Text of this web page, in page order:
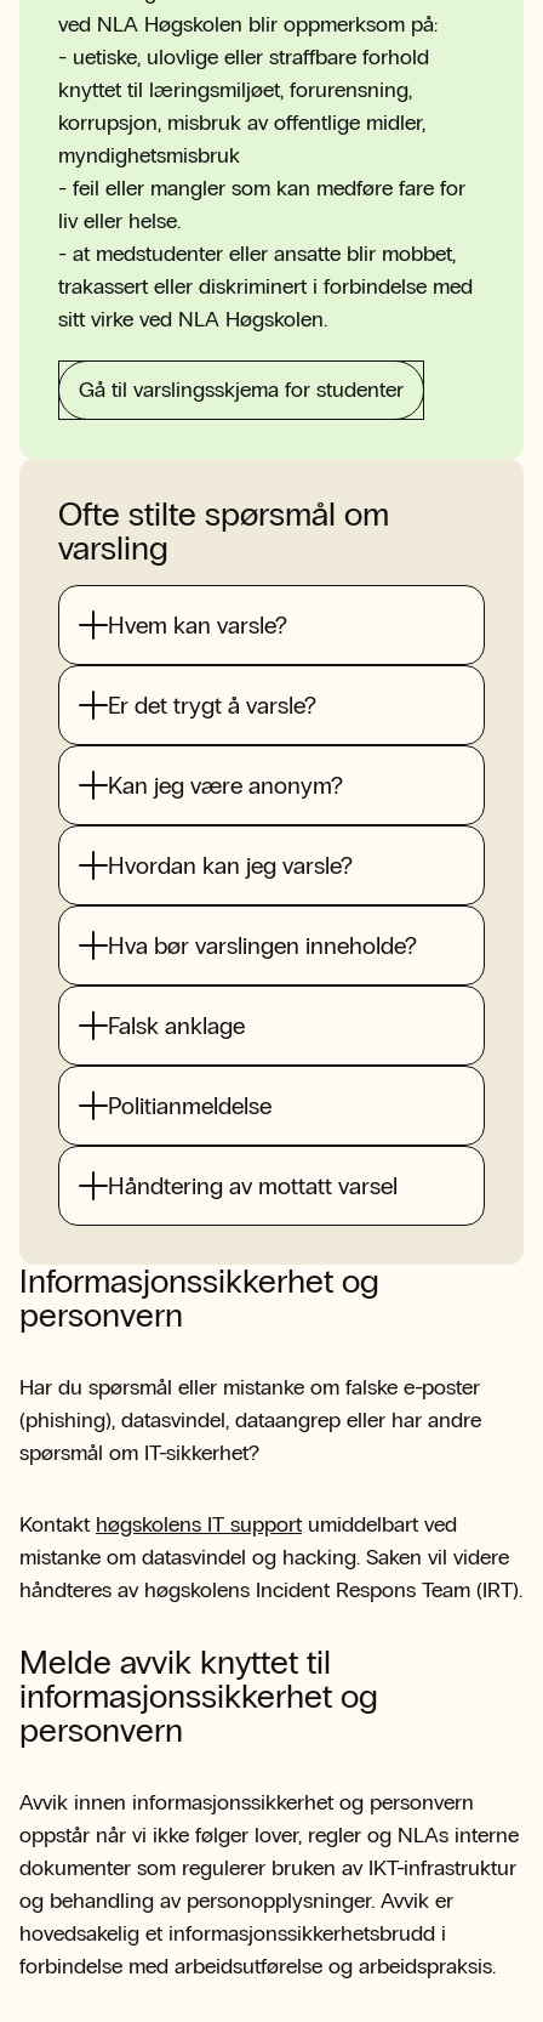
ved NLA Høgskolen blir oppmerksom på:
- uetiske, ulovlige eller straffbare forhold
knyttet til læringsmiljøet, forurensning,
korrupsjon, misbruk av offentlige midler,
myndighetsmisbruk
- feil eller mangler som kan medføre fare for
liv eller helse.
- at medstudenter eller ansatte blir mobbet,
trakassert eller diskriminert i forbindelse med
sitt virke ved NLA Høgskolen.
Gå til varslingsskjema for studenter
Ofte stilte spørsmål om
varsling
Hvem kan varsle?
Er det trygt å varsle?
Kan jeg være anonym?
Hvordan kan jeg varsle?
Hva bør varslingen inneholde?
Falsk anklage
Politianmeldelse
Håndtering av mottatt varsel
Informasjonssikkerhet og
personvern
Har du spørsmål eller mistanke om falske e-poster
(phishing), datasvindel, dataangrep eller har andre
spørsmål om IT-sikkerhet?
Kontakt høgskolens IT support umiddelbart ved
mistanke om datasvindel og hacking. Saken vil videre
håndteres av høgskolens Incident Respons Team (IRT).
Melde avvik knyttet til
informasjonssikkerhet og
personvern
Avvik innen informasjonssikkerhet og personvern
oppstår når vi ikke følger lover, regler og NLAs interne
dokumenter som regulerer bruken av IKT-infrastruktur
og behandling av personopplysninger. Avvik er
hovedsakelig et informasjonssikkerhetsbrudd i
forbindelse med arbeidsutførelse og arbeidspraksis.